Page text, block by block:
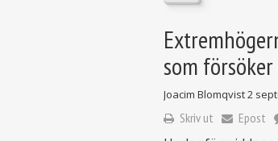
som
Joacim Blomqvist2
Skriv ut Epost